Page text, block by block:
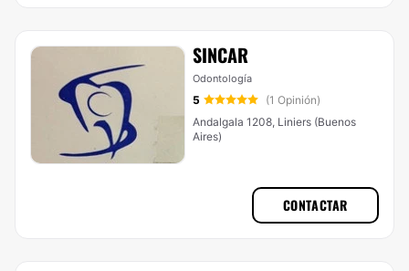
SINCAR
Odontología
5
(1 Opinión)
Andalgala 1208, Liniers (Buenos
Aires)
CONTACTAR